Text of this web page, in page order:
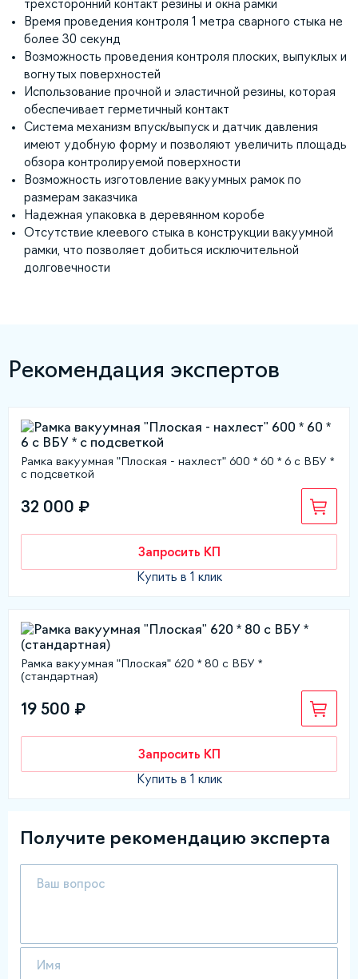
трехсторонний контакт резины и окна рамки
Время проведения контроля 1 метра сварного стыка не
более 30 секунд
Возможность проведения контроля плоских, выпуклых и
вогнутых поверхностей
Использование прочной и эластичной резины, которая
обеспечивает герметичный контакт
Система механизм впуск/выпуск и датчик давления
имеют удобную форму и позволяют увеличить площадь
обзора контролируемой поверхности
Возможность изготовление вакуумных рамок по
размерам заказчика
Надежная упаковка в деревянном коробе
Отсутствие клеевого стыка в конструкции вакуумной
рамки, что позволяет добиться исключительной
долговечности
Рекомендация экспертов
Рамка вакуумная "Плоская - нахлест" 600 * 60 * 6 с ВБУ *
с подсветкой
32 000 ₽
Запросить КП
Купить в 1 клик
Рамка вакуумная "Плоская" 620 * 80 с ВБУ *
(стандартная)
19 500 ₽
Запросить КП
Купить в 1 клик
Получите рекомендацию эксперта